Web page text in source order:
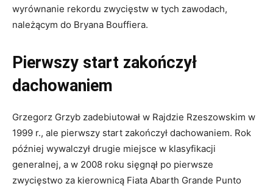
wyrównanie rekordu zwycięstw w tych zawodach,
należącym do Bryana Bouffiera.
Pierwszy start zakończył
dachowaniem
Grzegorz Grzyb zadebiutował w Rajdzie Rzeszowskim w
1999 r., ale pierwszy start zakończył dachowaniem. Rok
później wywalczył drugie miejsce w klasyfikacji
generalnej, a w 2008 roku sięgnął po pierwsze
zwycięstwo za kierownicą Fiata Abarth Grande Punto